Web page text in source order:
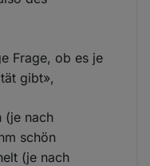
Frage, ob es je
gibt»,
(je nach
schön
(je nach